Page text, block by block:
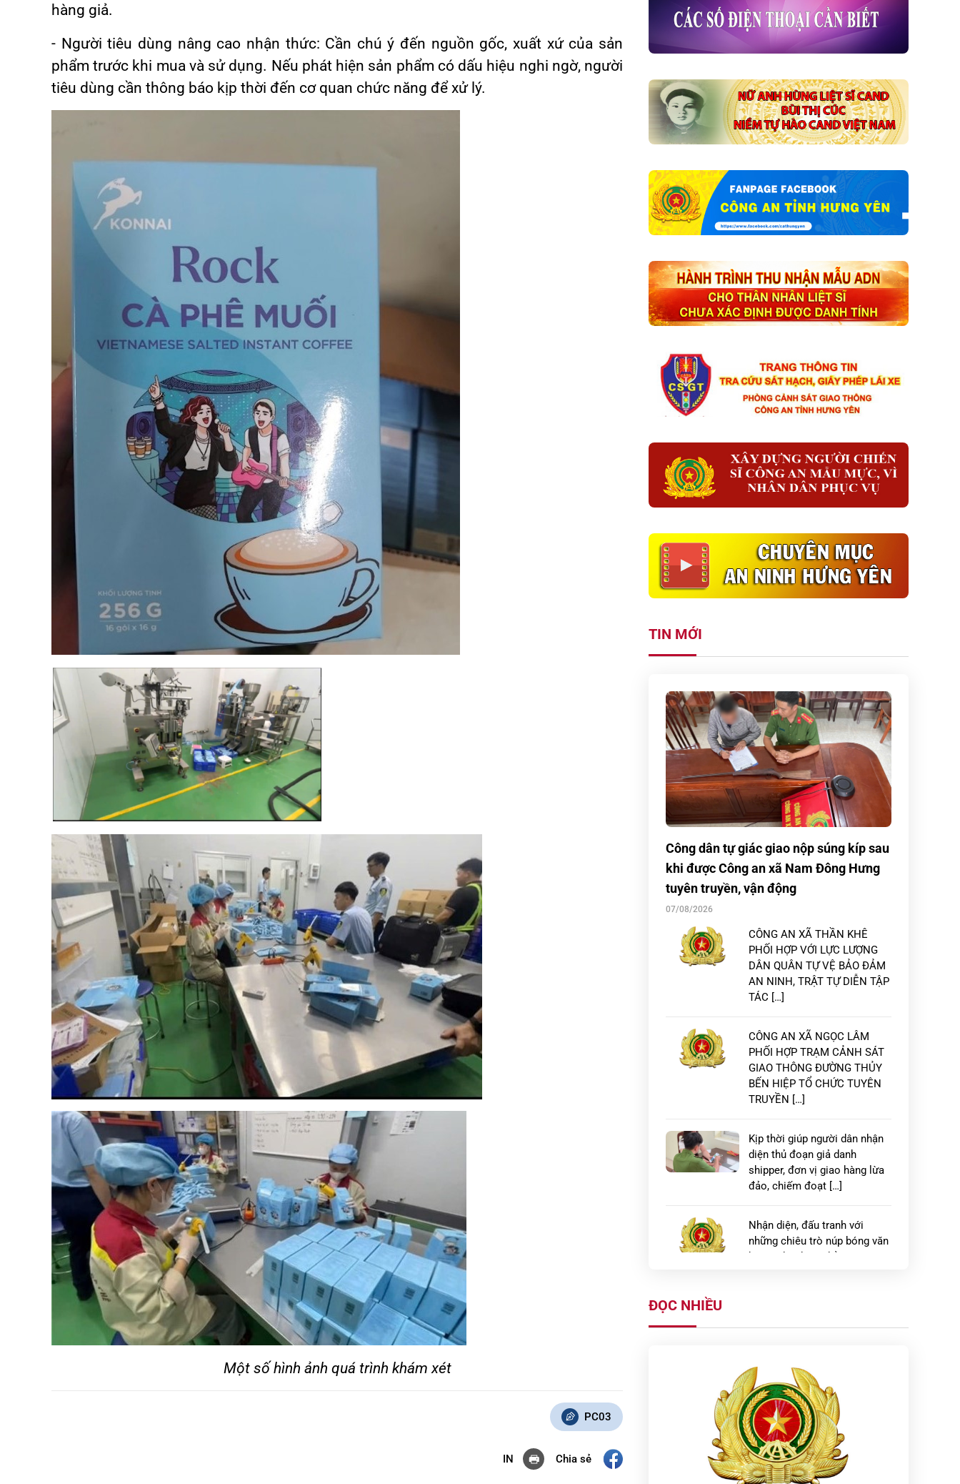
hàng giả.
- Người tiêu dùng nâng cao nhận thức: Cần chú ý đến nguồn gốc, xuất xứ của sản
phẩm trước khi mua và sử dụng. Nếu phát hiện sản phẩm có dấu hiệu nghi ngờ, người
tiêu dùng cần thông báo kịp thời đến cơ quan chức năng để xử lý.
Một số hình ảnh quá trình khám xét
PC03
IN Chia sẻ
TIN MỚI
Công dân tự giác giao nộp súng kíp sau
khi được Công an xã Nam Đông Hưng
tuyên truyền, vận động
07/08/2026
CÔNG AN XÃ THẦN KHÊ
PHỐI HỢP VỚI LỰC LƯỢNG
DÂN QUÂN TỰ VỆ BẢO ĐẢM
AN NINH, TRẬT TỰ DIỄN TẬP
TÁC […]
CÔNG AN XÃ NGỌC LÂM
PHỐI HỢP TRẠM CẢNH SÁT
GIAO THÔNG ĐƯỜNG THỦY
BẾN HIỆP TỔ CHỨC TUYÊN
TRUYỀN […]
Kịp thời giúp người dân nhận
diện thủ đoạn giả danh
shipper, đơn vị giao hàng lừa
đảo, chiếm đoạt […]
Nhận diện, đấu tranh với
những chiêu trò núp bóng văn
học, nghệ thuật để xuyên tạc
Bùi Thị Cúc – “địa chỉ đỏ” tiếp
Đổi mới hình thức tuyên
truyền, lan tỏa giá trị truyền
thống từ Khu lưu niệm Anh
hùng liệt sĩ Công […]
ĐỌC NHIỀU